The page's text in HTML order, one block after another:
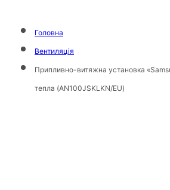
Головна
Вентиляція
Припливно-витяжна установка
тепла (AN100JSKLKN/EU)